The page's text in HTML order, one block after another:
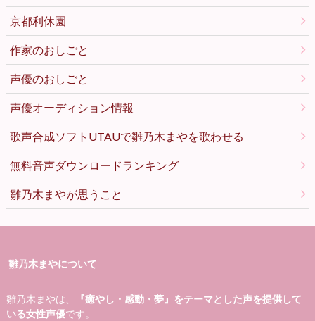
京都利休園
作家のおしごと
声優のおしごと
声優オーディション情報
歌声合成ソフトUTAUで雛乃木まやを歌わせる
無料音声ダウンロードランキング
雛乃木まやが思うこと
雛乃木まやについて
雛乃木まやは、
『癒やし・感動・夢』をテーマとした声を提供して
いる女性声優です。